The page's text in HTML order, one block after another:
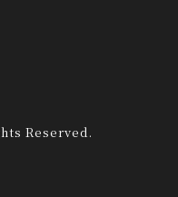
Reserved.